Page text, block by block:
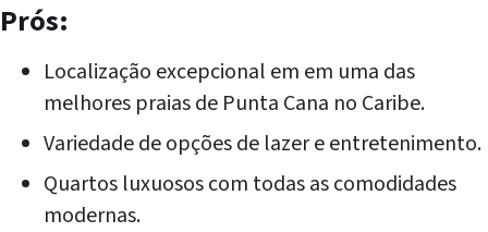
Prós:
Localização excepcional em em uma das
melhores praias de Punta Cana no Caribe.
Variedade de opções de lazer e entretenimento.
Quartos luxuosos com todas as comodidades
modernas.